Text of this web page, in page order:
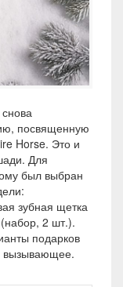
посвященную
Horse. Это и
Для
был выбран
зубная щетка
2 шт.).
подарков
вызывающее.